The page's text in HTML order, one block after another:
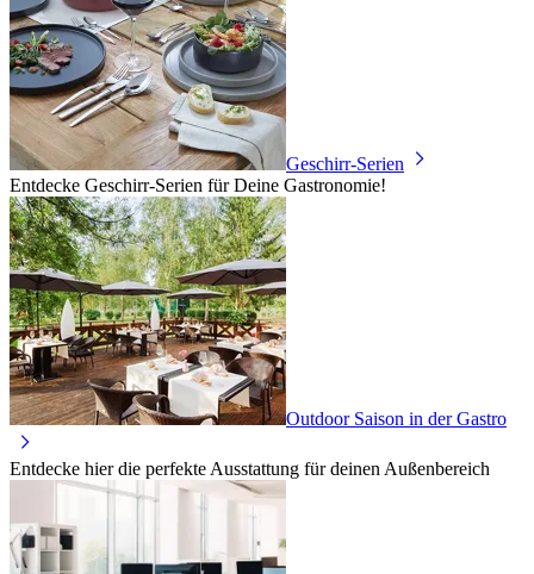
Geschirr-Serien
Entdecke Geschirr-Serien für Deine Gastronomie!
Outdoor Saison in der Gastro
Entdecke hier die perfekte Ausstattung für deinen Außenbereich